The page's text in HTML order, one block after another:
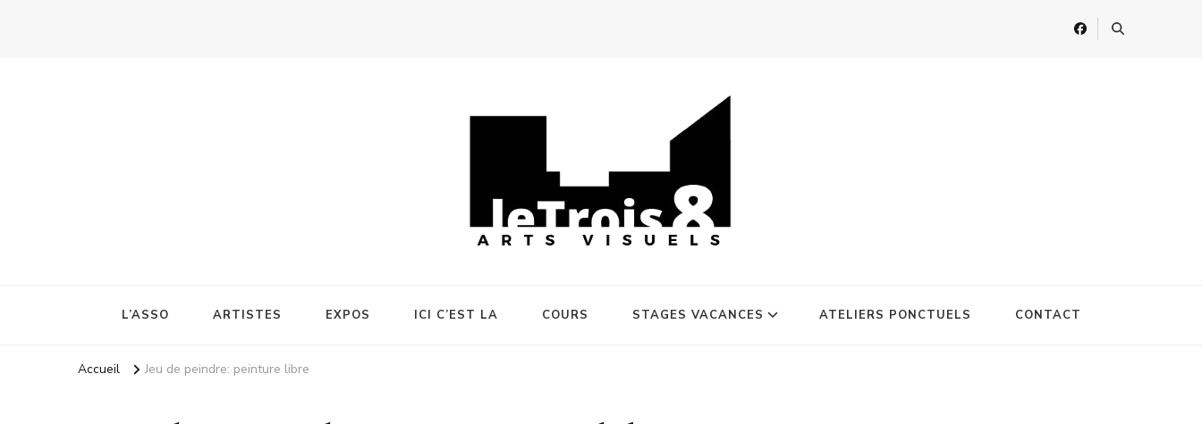
L’ASSO ARTISTES EXPOS ICI C’EST LA COURS STAGES VACANCES ATELIERS PONCTUELS CONTACT
Accueil Jeu de peindre: peinture libre